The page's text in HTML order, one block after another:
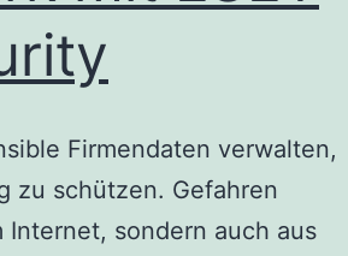
Firmendaten verwalten,
zu schützen. Gefahren
sondern auch aus